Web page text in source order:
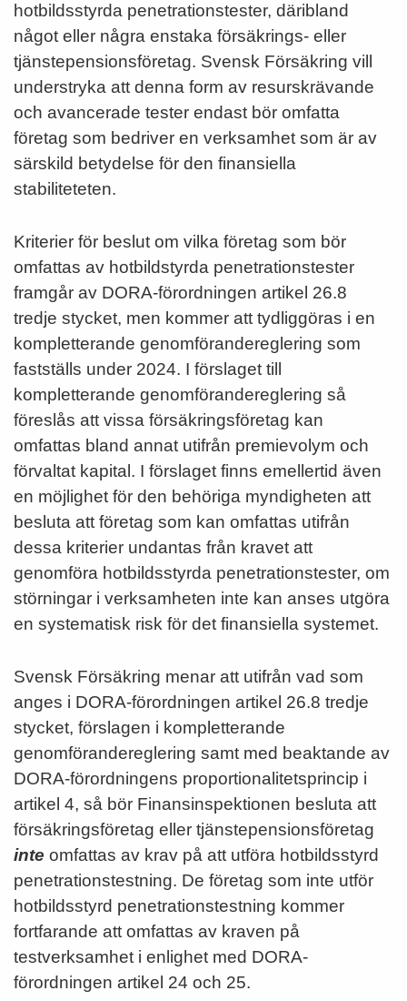
hotbildsstyrda penetrationstester, däribland
något eller några enstaka försäkrings- eller
tjänstepensionsföretag. Svensk Försäkring vill
understryka att denna form av resurskrävande
och avancerade tester endast bör omfatta
företag som bedriver en verksamhet som är av
särskild betydelse för den finansiella
stabiliteteten.
Kriterier för beslut om vilka företag som bör
omfattas av hotbildstyrda penetrationstester
framgår av DORA-förordningen artikel 26.8
tredje stycket, men kommer att tydliggöras i en
kompletterande genomförandereglering som
fastställs under 2024. I förslaget till
kompletterande genomförandereglering så
föreslås att vissa försäkringsföretag kan
omfattas bland annat utifrån premievolym och
förvaltat kapital. I förslaget finns emellertid även
en möjlighet för den behöriga myndigheten att
besluta att företag som kan omfattas utifrån
dessa kriterier undantas från kravet att
genomföra hotbildsstyrda penetrationstester, om
störningar i verksamheten inte kan anses utgöra
en systematisk risk för det finansiella systemet.
Svensk Försäkring menar att utifrån vad som
anges i DORA-förordningen artikel 26.8 tredje
stycket, förslagen i kompletterande
genomförandereglering samt med beaktande av
DORA-förordningens proportionalitetsprincip i
artikel 4, så bör Finansinspektionen besluta att
försäkringsföretag eller tjänstepensionsföretag
inte omfattas av krav på att utföra hotbildsstyrd
penetrationstestning. De företag som inte utför
hotbildsstyrd penetrationstestning kommer
fortfarande att omfattas av kraven på
testverksamhet i enlighet med DORA-
förordningen artikel 24 och 25.